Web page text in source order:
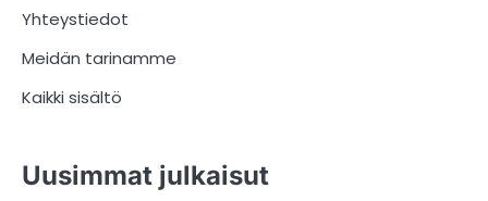
Yhteystiedot
Meidän tarinamme
Kaikki sisältö
Uusimmat julkaisut